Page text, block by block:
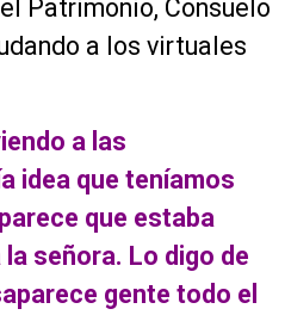
Patrimonio, Consuelo
a los virtuales
a las
idea que teníamos
que estaba
señora. Lo digo de
gente todo el